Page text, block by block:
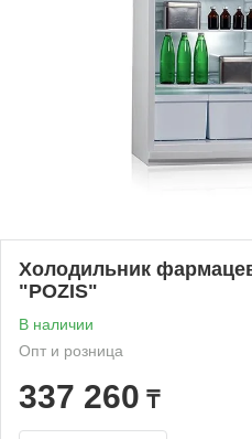
Холодильник
"POZIS"
В наличии
Опт и розница
337 260 ₸